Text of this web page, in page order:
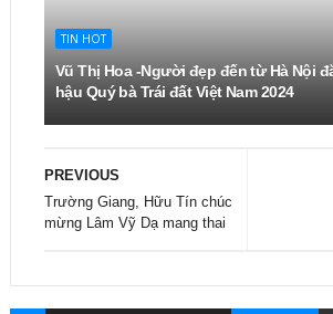
TIN HOT
Vũ Thị Hoa -Người đẹp đến từ Hà Nội
hậu Quý bà Trái đất Việt Nam 2024
PREVIOUS
Trường Giang, Hữu Tín chúc
mừng Lâm Vỹ Dạ mang thai